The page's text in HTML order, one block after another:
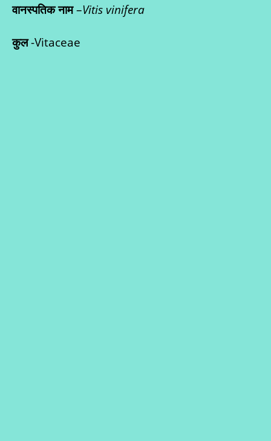
वानस्पतिक नाम–Vitis vinifera
कुल-Vitaceae